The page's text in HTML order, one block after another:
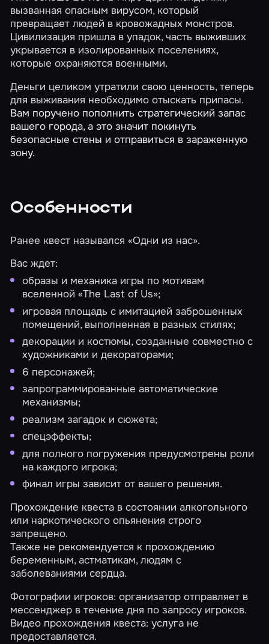
вызванная опасным вирусом, который
превращает людей в кровожадных монстров.
Цивилизация пришла в упадок, часть выживших
укрывается в изолированных поселениях,
которые охраняются военными.
Деньги целиком утратили свою ценность, теперь
для выживания необходимо отыскать припасы.
Вам поручено пополнить стратегический запас
вашего города, а это значит покинуть
безопасные стены и отправиться в зараженную
зону.
Особенности
Ранее квест назывался «Одни из нас».
Вас ждет:
образы и механика игры по мотивам
вселенной «The Last of Us»;
игровая площадь с имитацией заброшенных
помещений, выполненная в разных стилях;
декорации и костюмы, созданные совместно с
художниками и декораторами;
6 персонажей;
запрограммированные автоматические
механизмы;
реализм загадок и сюжета;
спецэффекты;
для полного погружения предусмотрены роли
на каждого игрока;
финал игры зависит от вашего решения.
Прохождение квеста в состоянии алкогольного
или наркотического опьянения строго
запрещено.
Также не рекомендуется к прохождению
беременным, астматикам, людям с
заболеваниями сердца.
Фотографии игроков: организатор отправляет в
мессенджер в течение дня по запросу игроков.
Видео прохождения квеста: услуга не
предоставляется.